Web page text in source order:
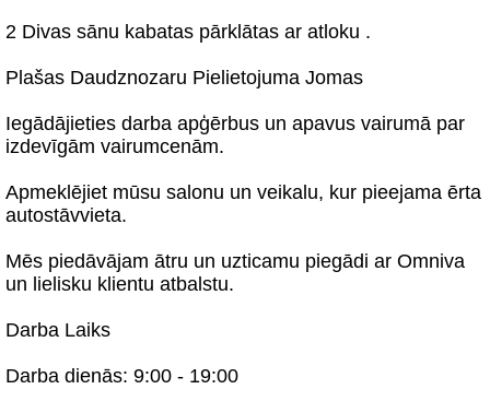
2 Divas sānu kabatas pārklātas ar atloku .
Plašas Daudznozaru Pielietojuma Jomas
Iegādājieties darba apģērbus un apavus vairumā par
izdevīgām vairumcenām.
Apmeklējiet mūsu salonu un veikalu, kur pieejama ērta
autostāvvieta.
Mēs piedāvājam ātru un uzticamu piegādi ar Omniva
un lielisku klientu atbalstu.
Darba Laiks
Darba dienās: 9:00 - 19:00